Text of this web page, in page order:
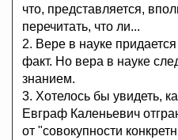
что, представляется,
перечитать, что ли...
2. Вере в науке
факт. Но вера в науке
знанием.
3. Хотелось бы увидеть,
Евграф Каленьевич
от "совокупности